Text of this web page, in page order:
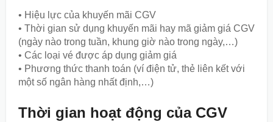
• Hiệu lực của khuyến mãi CGV
• Thời gian sử dụng khuyến mãi hay mã giảm giá CGV
(ngày nào trong tuần, khung giờ nào trong ngày,…)
• Các loại vé được áp dụng giảm giá
• Phương thức thanh toán (ví điện tử, thẻ liên kết với
một số ngân hàng nhất định,…)
Thời gian hoạt động của CGV